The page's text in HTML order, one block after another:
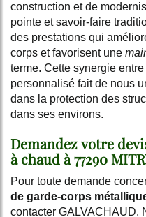
construction et de
pointe et savoir-faire
des prestations qui
corps et favorisent une
terme. Cette synergie
personnalisé fait de nous
dans la protection des
dans ses environs.
Demandez votre
à chaud à 77290
Pour toute demande
de garde-corps
contacter GALVACHAUD.